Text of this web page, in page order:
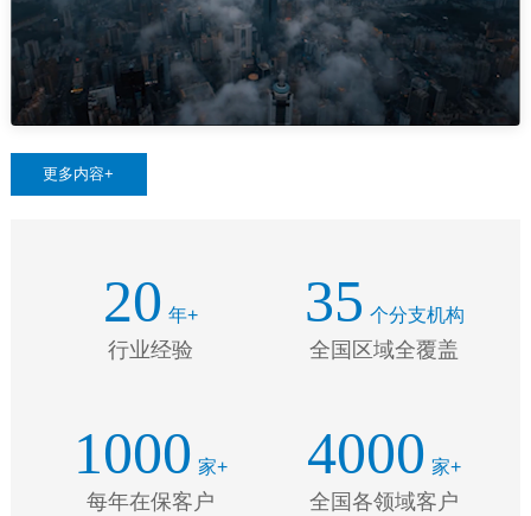
更多内容+
20 年+
行业经验
35 个分支机构
全国区域全覆盖
1000 家+
每年在保客户
4000 家+
全国各领域客户